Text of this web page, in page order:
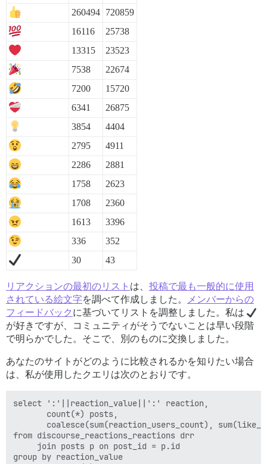
260494 720859
16116
25738
13315
23523
7538
22674
7200
15720
6341
26875
3854
4404
2795
4911
2286
2881
1758
2623
1708
2360
1613
3396
336
352
30
43
リアクションの最初のリスト は、 投稿で最も一般的に使用
されている絵文字を調べて作成しました。
メンバーからの
フィードバック に基づいてリストを調整しました。私は
が好きですが、コミュニティがそうでないことは早い段階
で明らかでした。そこで、別のものに交換しました。
あなたのサイトがどのように比較されるかを知りたい場合
は、私が使用したクエリは次のとおりです。
select ':'||reaction_value||':' reaction,
       count(*) posts,
coalesce(sum(reaction_users_count),
from discourse_reactions_reactions drr
     join posts p on post_id = p.id
group by reaction_value